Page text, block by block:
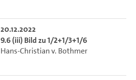
20.12.2022
9.6 (iii) Bild zu 1/2+1/3+1/6
Hans-Christian v. Bothmer